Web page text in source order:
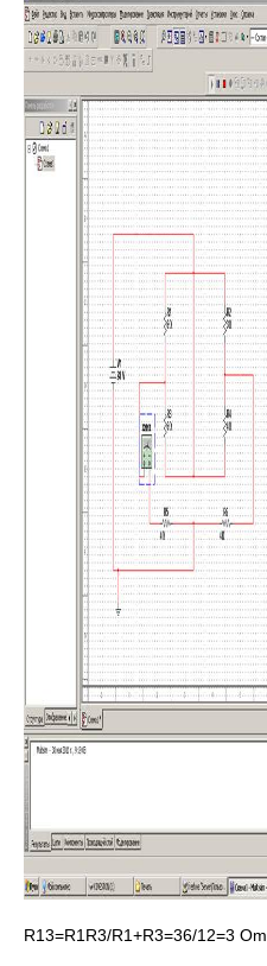
R13=R1R3/R1+R3=36/12=3 Om